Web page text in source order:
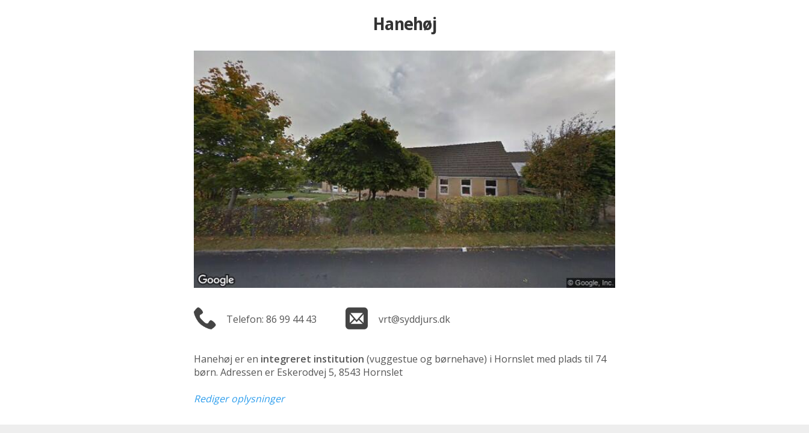
Hanehøj
Telefon: 86 99 44 43 vrt@syddjurs.dk
Hanehøj er en integreret institution (vuggestue og børnehave) i Hornslet med plads til 74
børn. Adressen er Eskerodvej 5, 8543 Hornslet
Rediger oplysninger